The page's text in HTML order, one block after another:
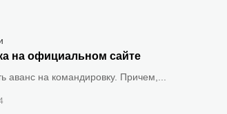
на официальном сайте
аванс на командировку. Причем,...